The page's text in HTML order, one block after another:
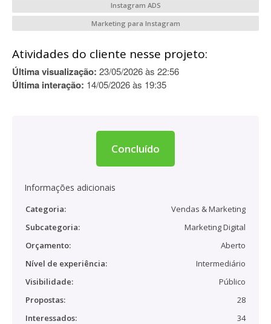
Instagram ADS
Marketing para Instagram
Atividades do cliente nesse projeto:
Última visualização: 23/05/2026 às 22:56
Última interação: 14/05/2026 às 19:35
Concluído
Informações adicionais
Categoria:
Vendas & Marketing
Subcategoria:
Marketing Digital
Orçamento:
Aberto
Nível de experiência:
Intermediário
Visibilidade:
Público
Propostas:
28
Interessados:
34